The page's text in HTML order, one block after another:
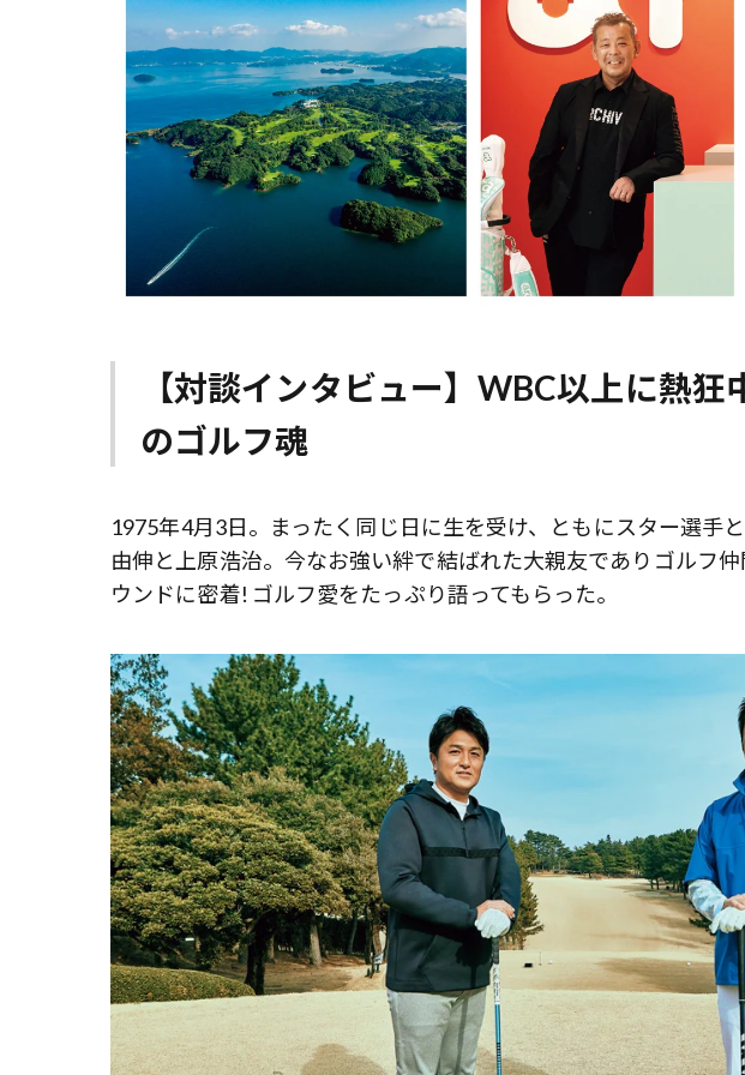
【対談インタビュー】WBC以上に熱
のゴルフ魂
1975年4月3日。まったく同じ日に生を受け、ともにスター選手
由伸と上原浩治。今なお強い絆で結ばれた大親友でありゴルフ
ウンドに密着! ゴルフ愛をたっぷり語ってもらった。